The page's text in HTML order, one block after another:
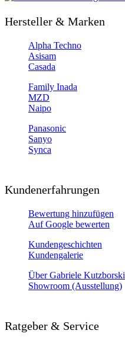
Hersteller & Marken
Alpha Techno
Asisam
Casada
Family Inada
MZD
Naipo
Panasonic
Sanyo
Synca
Kundenerfahrungen
Bewertung hinzufügen
Auf Google bewerten
Kundengeschichten
Kundengalerie
Über Gabriele Kutzborski
Showroom (Ausstellung)
Ratgeber & Service